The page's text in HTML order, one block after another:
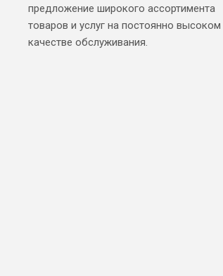
предложение широкого ассортимента
товаров и услуг на постоянно высоком
качестве обслуживания.